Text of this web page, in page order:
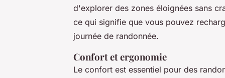
d'explorer des zones éloignées sans
ce qui signifie que vous pouvez
journée de randonnée.
Confort et ergonomie
Le confort est essentiel pour des